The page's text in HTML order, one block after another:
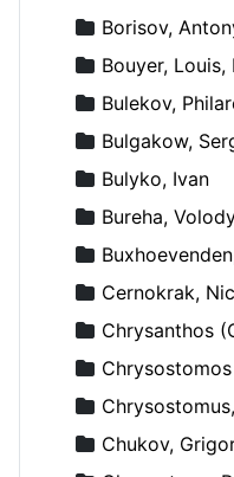
Borisov,
Bouyer, Louis,
Bulekov,
Bulgakow,
Bulyko, Ivan
Bureha,
Cernokrak,
Chrysanthos
Chukov,